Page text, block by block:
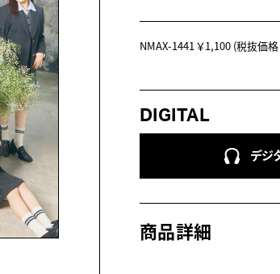
NMAX-1441￥1,100 (税抜価
DIGITAL
デジ
商品詳細